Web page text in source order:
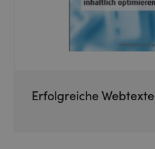
Erfolgreiche Webtexte